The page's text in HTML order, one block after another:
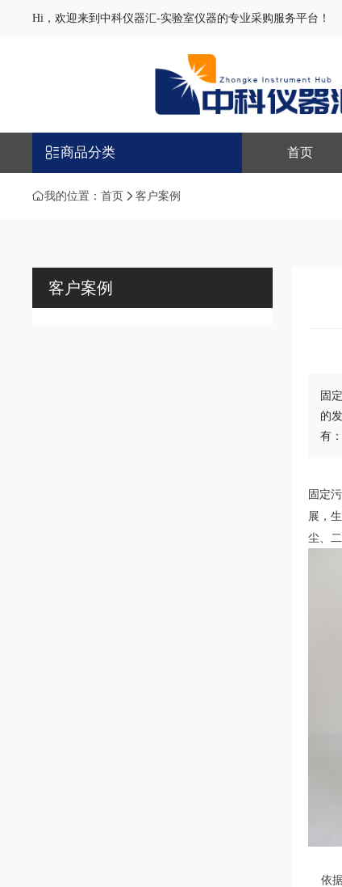
Hi，欢迎来到中科仪器汇-实验室仪器的专业采购服务平台！
商品分类 首页
我的位置：首页 客户案例
客户案例
固
的
有
固定
展，
尘、
依据